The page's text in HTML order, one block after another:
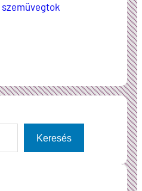
szemüvegtok
Keresés